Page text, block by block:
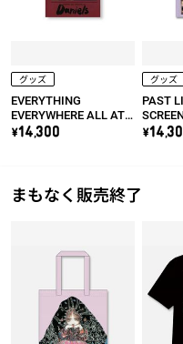
グッズ
EVERYTHING
EVERYWHERE ALL AT
ONCE SCREENPLAY
\14,300
グッズ
PAST
Celine
まもなく販売終了